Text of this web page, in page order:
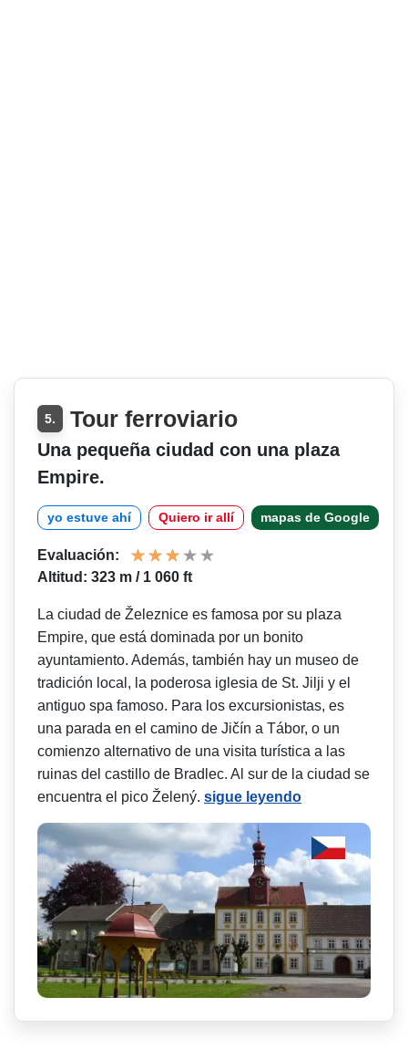
5. Tour ferroviario
Una pequeña ciudad con una plaza
Empire.
yo estuve ahí Quiero ir allí mapas de Google
Evaluación:
Altitud: 323 m / 1 060 ft
La ciudad de Železnice es famosa por su plaza
Empire, que está dominada por un bonito
ayuntamiento. Además, también hay un museo de
tradición local, la poderosa iglesia de St. Jilji y el
antiguo spa famoso. Para los excursionistas, es
una parada en el camino de Jičín a Tábor, o un
comienzo alternativo de una visita turística a las
ruinas del castillo de Bradlec. Al sur de la ciudad se
encuentra el pico Želený. sigue leyendo